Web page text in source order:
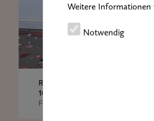
Weitere Informationen
Notwendig
Renndolsetra, 2021,
160 cm
Foto: Isabelle Winkler